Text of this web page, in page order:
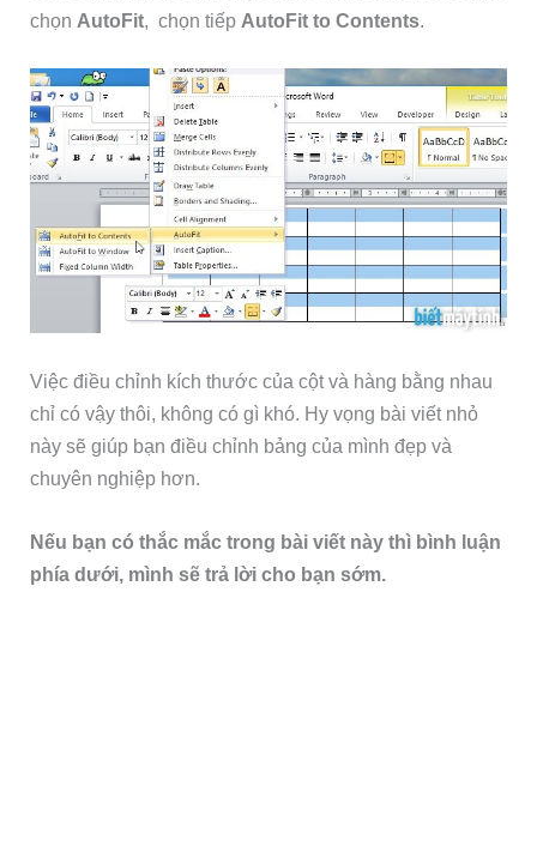
chọn AutoFit , chọn tiếp AutoFit to Contents
Việc điều chỉnh kích thước của cột và hàng bằng nhau
chỉ có vậy thôi, không có gì khó. Hy vọng bài viết nhỏ
này sẽ giúp bạn điều chỉnh bảng của mình đẹp và
chuyên nghiệp hơn.
Nếu bạn có thắc mắc trong bài viết này thì bình luận
phía dưới, mình sẽ trả lời cho bạn sớm.